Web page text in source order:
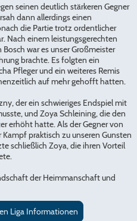
seinen deutlich stärkeren Gegner
dann allerdings einen
die Partie trotz ordentlicher
Nach einem leistungsgerechten
war es unser Großmeister
brachte. Es folgten ein
Pfleger und ein weiteres Remis
auf mehr gehofft hatten.
der ein schwieriges Endspiel mit
und Zoya Schleining, die den
erhöht hatte. Als der Gegner von
praktisch zu unseren Gunsten
schließlich Zoya, die ihren Vorteil
der Heimmanschaft und
Liga Informationen